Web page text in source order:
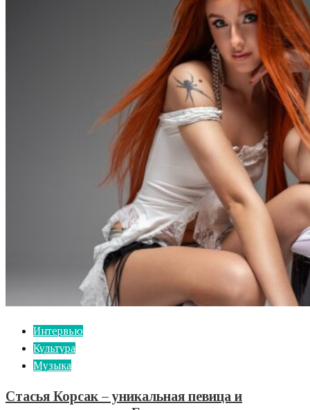
Интервью
Культура
Музыка
Стасья Корсак – уникальная певица и